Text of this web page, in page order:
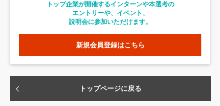
トップ企業が開催するインターンや本選考の
エントリーや、イベント、
説明会に参加いただけます。
新規会員登録はこちら
トップページに戻る